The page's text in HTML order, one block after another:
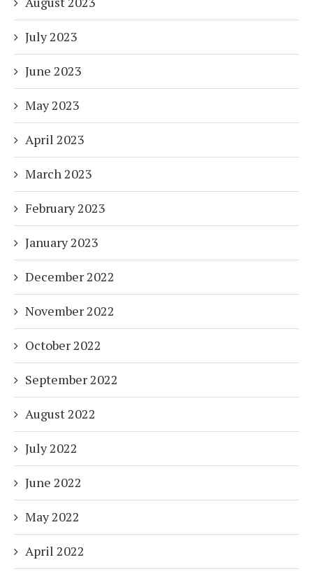
July 2023
June 2023
May 2023
April 2023
March 2023
February 2023
January 2023
December 2022
November 2022
October 2022
September 2022
August 2022
July 2022
June 2022
May 2022
April 2022